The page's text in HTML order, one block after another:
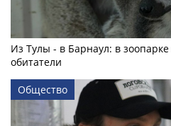
Из Тулы - в Барнаул: в
обитатели
Общество